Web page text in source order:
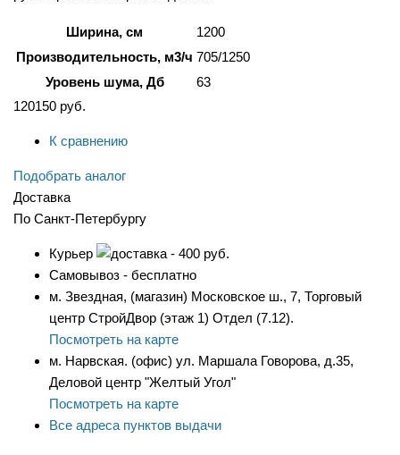
Ширина, см
1200
Производительность, м3/ч 705/1250
Уровень шума, Дб
63
120150 руб.
К сравнению
Подобрать аналог
Доставка
По Санкт-Петербургу
Курьер
- 400 руб.
Самовывоз - бесплатно
м. Звездная, (магазин) Московское ш., 7, Торговый
центр СтройДвор (этаж 1) Отдел (7.12).
Посмотреть на карте
м. Нарвская. (офис) ул. Маршала Говорова, д.35,
Деловой центр "Желтый Угол"
Посмотреть на карте
Все адреса пунктов выдачи